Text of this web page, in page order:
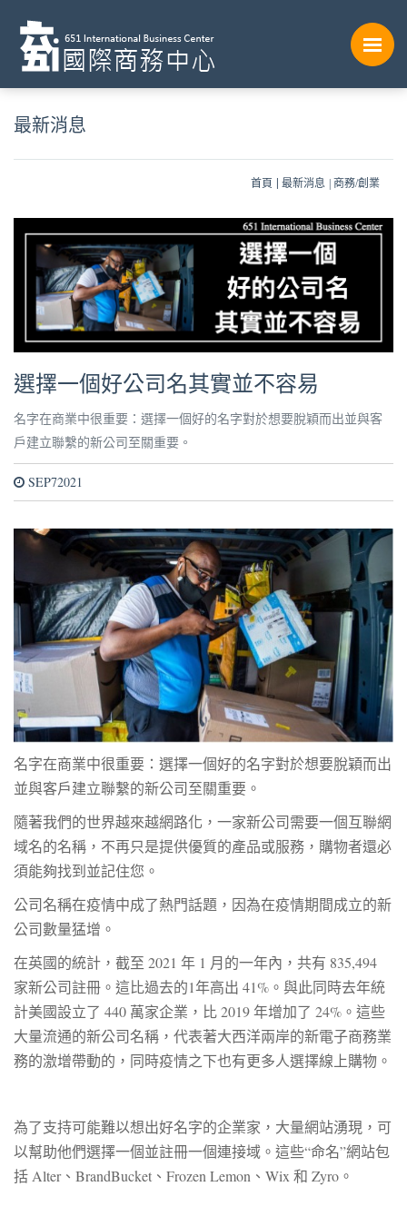
最新消息
首頁 最新消息 商務/創業
選擇一個好公司名其實並不容易
名字在商業中很重要：選擇一個好的名字對於想要脫穎而出並與客
戶建立聯繫的新公司至關重要。
SEP72021
名字在商業中很重要：選擇一個好的名字對於想要脫穎而出
並與客戶建立聯繫的新公司至關重要。
隨著我們的世界越來越網路化，一家新公司需要一個互聯網
域名的名稱，不再只是提供優質的產品或服務，購物者還必
須能夠找到並記住您。
公司名稱在疫情中成了熱門話題，因為在疫情期間成立的新
公司數量猛增。
在英國的統計，截至 2021 年 1 月的一年內，共有 835,494
家新公司註冊。 這比過去的1年高出 41%。與此同時去年統
計美國設立了 440 萬家企業， 比 2019 年增加了 24%。這些
大量流通的新公司名稱，代表著大西洋兩岸的新電子商務業
務的激增帶動的，同時疫情之下也有更多人選擇線上購物。
為了支持可能難以想出好名字的企業家，大量網站湧現，可
以幫助他們選擇一個並註冊一個連接域。這些“命名”網站包
括 Alter、BrandBucket、Frozen Lemon、Wix 和 Zyro。